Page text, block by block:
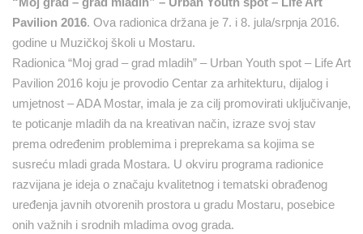
Pavilion 2016. Ova radionica držana je 7. i 8. jula/srpnja 2016.
godine u Muzičkoj školi u Mostaru.
Radionica “Moj grad – grad mladih” – Urban Youth spot – Life Art
Pavilion 2016 koju je provodio Centar za arhitekturu, dijalog i
umjetnost – ADA Mostar, imala je za cilj promovirati uključivanje,
te poticanje mladih da na kreativan način, izraze svoj stav
prema određenim problemima i preprekama sa kojima se
susreću mladi grada Mostara. U okviru programa radionice
razvijana je ideja o značaju kvalitetnog i tematski obrađenog
uređenja javnih otvorenih prostora u gradu Mostaru, posebice
onih važnih i srodnih mladima ovog grada.